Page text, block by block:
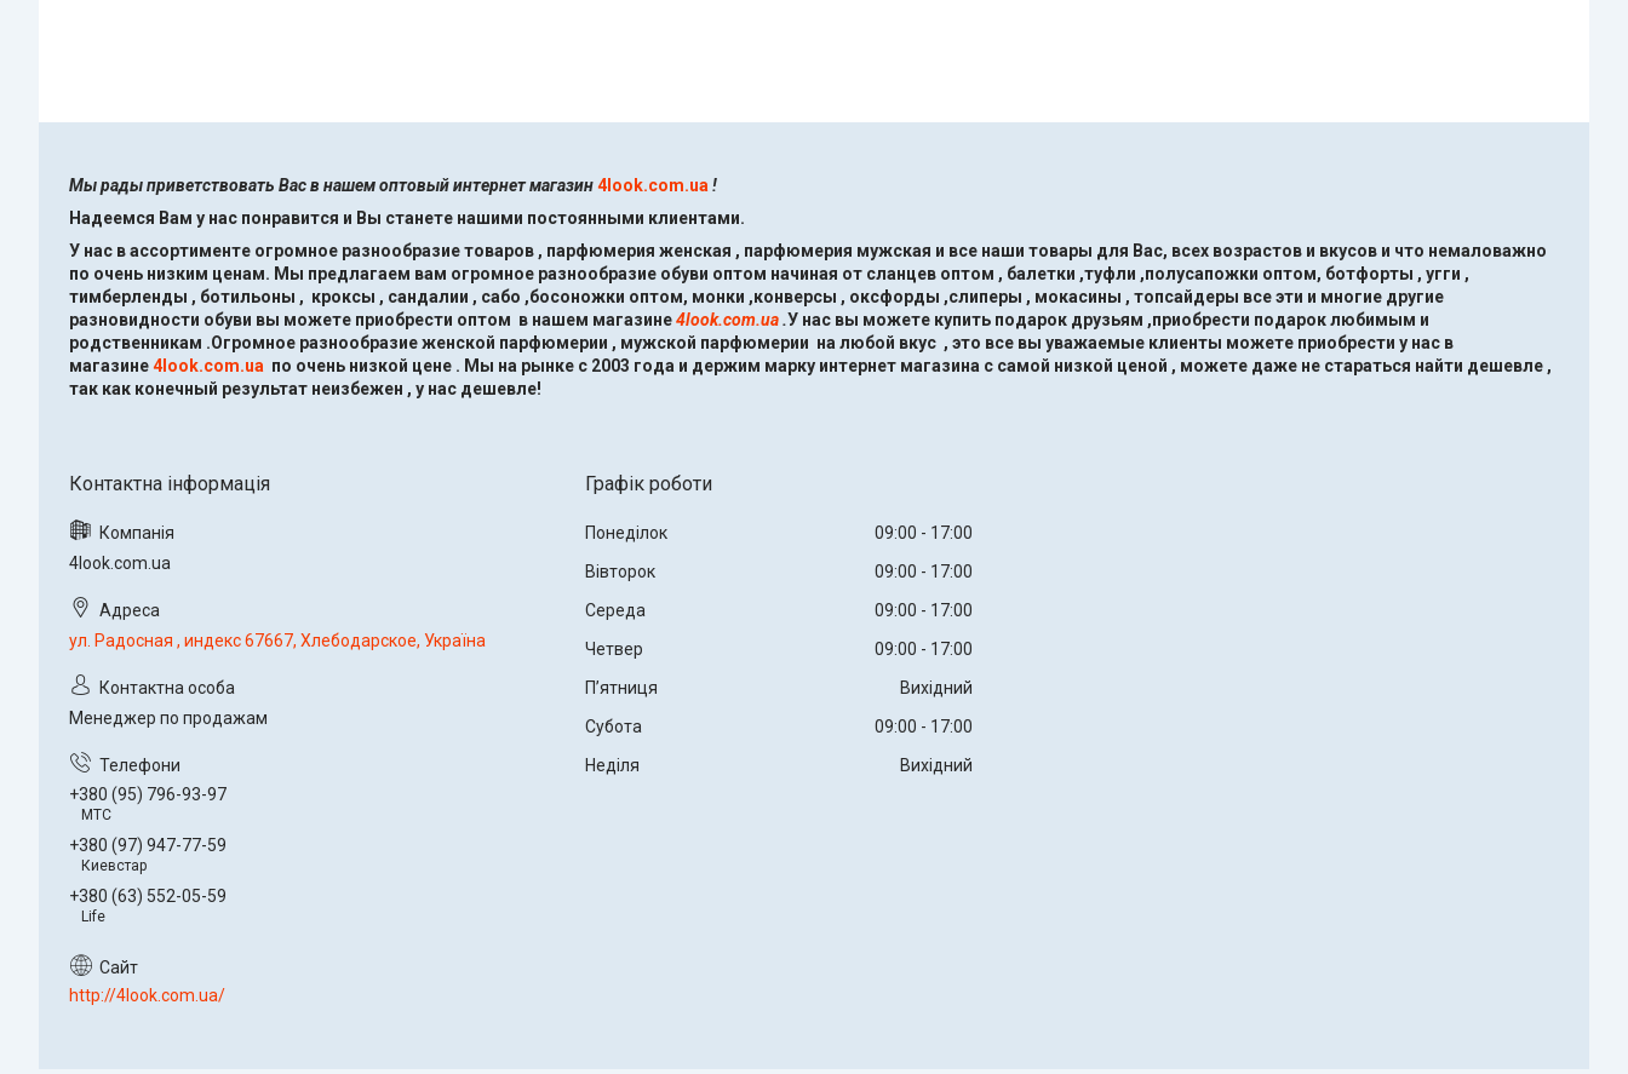
Мы рады приветствовать Вас в нашем оптовый интернет магазин4look.com.ua !
Надеемся Вам у нас понравится и Вы станете нашими постоянными клиентами.
У нас в ассортименте огромное разнообразие товаров , парфюмерия женская , парфюмерия мужская и все наши товары для Вас, всех возрастов и вкусов и что немаловажно
по очень низким ценам. Мы предлагаем вам огромное разнообразие обуви оптом начиная от сланцев оптом , балетки ,туфли ,полусапожки оптом, ботфорты , угги ,
тимберленды , ботильоны , кроксы , сандалии , сабо ,босоножки оптом, монки ,конверсы , оксфорды ,слиперы , мокасины , топсайдеры все эти и многие другие
разновидности обуви вы можете приобрести оптом в нашем магазине4look.com.ua.У нас вы можете купить подарок друзьям ,приобрести подарок любимым и
родственникам .Огромное разнообразие женской парфюмерии , мужской парфюмерии на любой вкус , это все вы уважаемые клиенты можете приобрести у нас в
магазине4look.com.ua по очень низкой цене . Мы на рынке с 2003 года и держим марку интернет магазина с самой низкой ценой , можете даже не стараться найти дешевле ,
так как конечный результат неизбежен , у нас дешевле!
4look.com.ua
ул. Радосная , индекс 67667, Хлебодарское, Україна
Менеджер по продажам
+380 (95) 796-93-97
МТС
+380 (97) 947-77-59
Киевстар
+380 (63) 552-05-59
Life
http://4look.com.ua/
Графік роботи
Понеділок 09:00
17:00
Вівторок
09:00
17:00
Середа
09:00
17:00
Четвер
09:00
17:00
Пʼятниця
Вихідний
Субота
09:00
17:00
Неділя
Вихідний